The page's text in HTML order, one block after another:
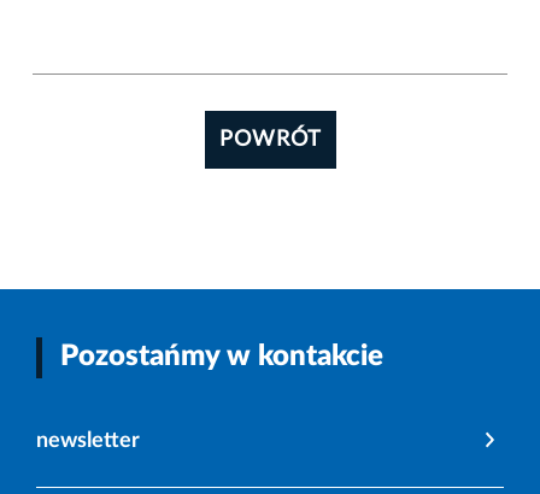
POWRÓT
Pozostańmy w kontakcie
newsletter